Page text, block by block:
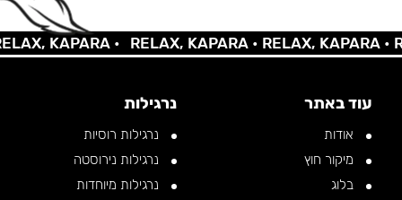
KAPARA • RELAX, KAPARA •RELAX, KAPARA •
עוד באתר
אודות
מיקור חוץ
בלוג
נרגילות
נרגילות רוסיות
נרגילות נירוסטה
נרגילות מיוחדות